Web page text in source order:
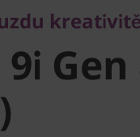
Gen 8
kreativitě
Gen